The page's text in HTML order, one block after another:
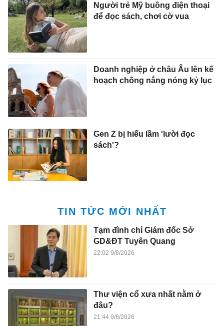
Người trẻ Mỹ buông điện thoại
để đọc sách, chơi cờ vua
Doanh nghiệp ở châu Âu lên kế
hoạch chống nắng nóng kỷ lục
Gen Z bị hiểu lầm 'lười đọc
sách'?
TIN TỨC MỚI NHẤT
Tạm đình chỉ Giám đốc Sở
GD&ĐT Tuyên Quang
22:02 9/8/2026
Thư viện cổ xưa nhất nằm ở
đâu?
21:44 9/8/2026